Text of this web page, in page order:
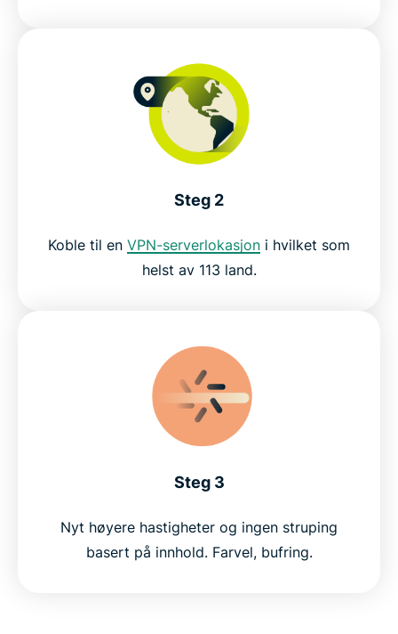
Steg 2
Koble til en VPN-serverlokasjon i hvilket som
helst av 113 land.
Steg 3
Nyt høyere hastigheter og ingen struping
basert på innhold. Farvel, bufring.